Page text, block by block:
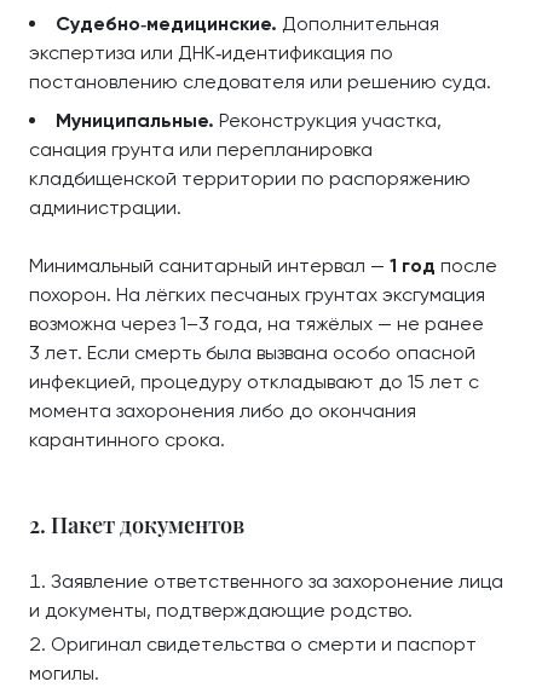
Судебно‑медицинские. Дополнительная
экспертиза или ДНК‑идентификация по
постановлению следователя или решению суда.
Муниципальные. Реконструкция участка,
санация грунта или перепланировка
кладбищенской территории по распоряжению
администрации.
Минимальный санитарный интервал — 1 год после
похорон. На лёгких песчаных грунтах эксгумация
возможна через 1–3 года, на тяжёлых — не ранее
3 лет. Если смерть была вызвана особо опасной
инфекцией, процедуру откладывают до 15 лет с
момента захоронения либо до окончания
карантинного срока.
2. Пакет документов
Заявление ответственного за захоронение лица
и документы, подтверждающие родство.
Оригинал свидетельства о смерти и паспорт
могилы.